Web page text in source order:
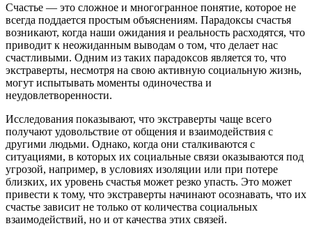
Счастье — это сложное и многогранное понятие, которое не
всегда поддается простым объяснениям. Парадоксы счастья
возникают, когда наши ожидания и реальность расходятся, что
приводит к неожиданным выводам о том, что делает нас
счастливыми. Одним из таких парадоксов является то, что
экстраверты, несмотря на свою активную социальную жизнь,
могут испытывать моменты одиночества и
неудовлетворенности.
Исследования показывают, что экстраверты чаще всего
получают удовольствие от общения и взаимодействия с
другими людьми. Однако, когда они сталкиваются с
ситуациями, в которых их социальные связи оказываются под
угрозой, например, в условиях изоляции или при потере
близких, их уровень счастья может резко упасть. Это может
привести к тому, что экстраверты начинают осознавать, что их
счастье зависит не только от количества социальных
взаимодействий, но и от качества этих связей.